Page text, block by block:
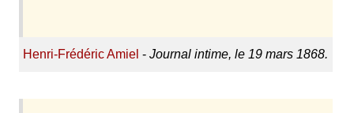
Henri-Frédéric Amiel -Journal intime, le 19 mars 1868.